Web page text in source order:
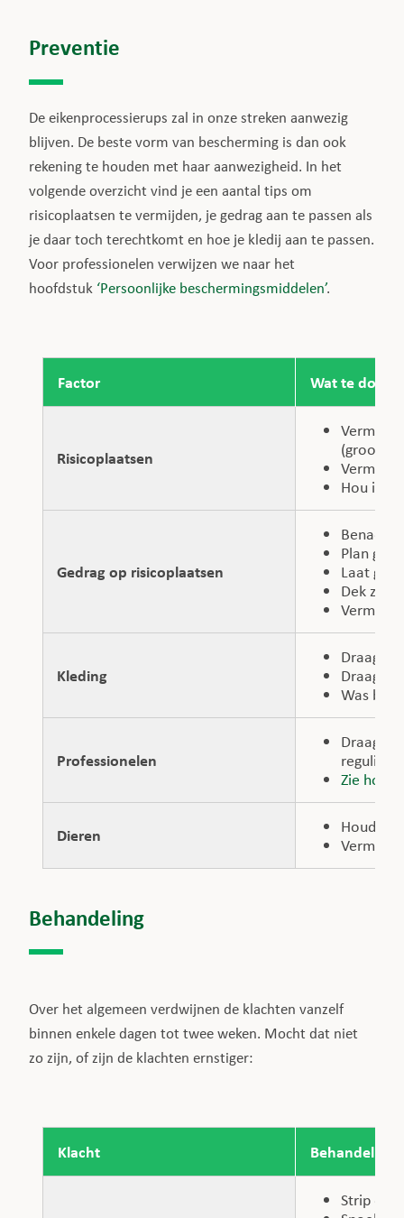
Preventie
De eikenprocessierups zal in onze streken aanwezig
blijven. De beste vorm van bescherming is dan ook
rekening te houden met haar aanwezigheid. In het
volgende overzicht vind je een aantal tips om
risicoplaatsen te vermijden, je gedrag aan te passen als
je daar toch terechtkomt en hoe je kledij aan te passen.
Voor professionelen verwijzen we naar het
hoofdstuk ‘Persoonlijke beschermingsmiddelen’.
Factor Wat te doen
Risicoplaatsen
Vermijd
(groot
Vermijd
Hou
Gedrag op risicoplaatsen
Benader
Plan
Laat
Dek
Vermijd
Kleding
Draag
Draag
Was
Professionelen
Draag
regulier
Zie
Dieren
Houd
Vermijd
Behandeling
Over het algemeen verdwijnen de klachten vanzelf
binnen enkele dagen tot twee weken. Mocht dat niet
zo zijn, of zijn de klachten ernstiger:
Klacht Behandeling
Strip de